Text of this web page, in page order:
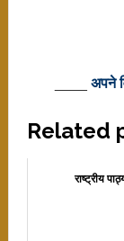
अपने
Related
राष्ट्रीय